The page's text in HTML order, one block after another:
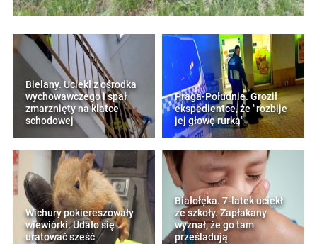
Bielany. Uciekł z ośrodka
wychowawczego i spał
zmarznięty na klatce
schodowej
Praga-Południe. Groził
ekspedientce, że "rozbije
jej głowę rurką"
Wichury pokiereszowały
wiewiórki. Udało się
uratować sześć
Białołęka. 7-latek uciekł
ze szkoły. Zapłakany
wyznał, że go tam
prześladują